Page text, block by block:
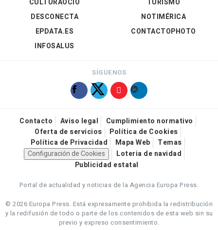
CULTURAOCIO
DESCONECTA
EPDATA.ES
INFOSALUS
TURISMO
NOTIMÉRICA
CONTACTOPHOTO
SÍGUENOS
Contacto Aviso legal
Cumplimiento normativo
Oferta de servicios
Política de Cookies
Política de Privacidad
Mapa Web
Temas
Configuración de Cookies
Loteria de navidad
Publicidad estatal
Portal de actualidad y noticias de la Agencia Europa Press.
© 2026 Europa Press. Está expresamente prohibida la redistribución
y la redifusión de todo o parte de los contenidos de esta web sin su
previo y expreso consentimiento.